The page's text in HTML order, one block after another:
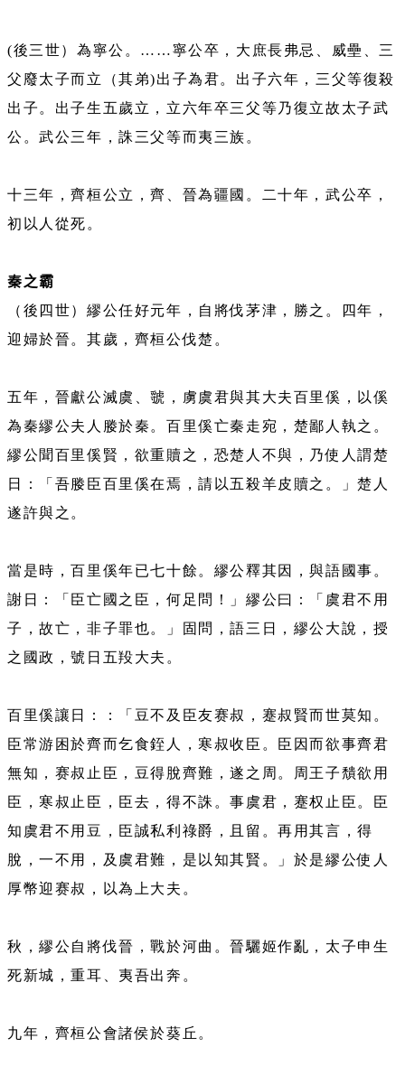
(後三世）為寧公。……寧公卒，大庶長弗忌、威壘、三
父廢太子而立（其弟)出子為君。出子六年，三父等復殺
出子。出子生五歲立，立六年卒三父等乃復立故太子武
公。武公三年，誅三父等而夷三族。
十三年，齊桓公立，齊、晉為疆國。二十年，武公卒，
初以人從死。
秦之霸
（後四世）繆公任好元年，自將伐茅津，勝之。四年，
迎婦於晉。其歲，齊桓公伐楚。
五年，晉獻公滅虞、虢，虜虞君與其大夫百里傒，以傒
為秦繆公夫人媵於秦。百里傒亡秦走宛，楚鄙人執之。
繆公聞百里傒賢，欲重贖之，恐楚人不與，乃使人謂楚
日：「吾媵臣百里傒在焉，請以五殺羊皮贖之。」楚人
遂許與之。
當是時，百里傒年已七十餘。繆公釋其因，與語國事。
謝日：「臣亡國之臣，何足問！」繆公曰：「虞君不用
子，故亡，非子罪也。」固問，語三日，繆公大說，授
之國政，號日五羖大夫。
百里傒讓日：：「豆不及臣友赛叔，蹇叔賢而世莫知。
臣常游困於齊而乞食銍人，寒叔收臣。臣因而欲事齊君
無知，赛叔止臣，豆得脫齊難，遂之周。周王子穨欲用
臣，寒叔止臣，臣去，得不誅。事虞君，蹇权止臣。臣
知虞君不用豆，臣誠私利祿爵，且留。再用其言，得
脫，一不用，及虞君難，是以知其賢。」於是繆公使人
厚幣迎赛叔，以為上大夫。
秋，繆公自將伐晉，戰於河曲。晉驪姬作亂，太子申生
死新城，重耳、夷吾出奔。
九年，齊桓公會諸侯於葵丘。